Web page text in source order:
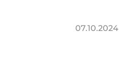
07.10.2024